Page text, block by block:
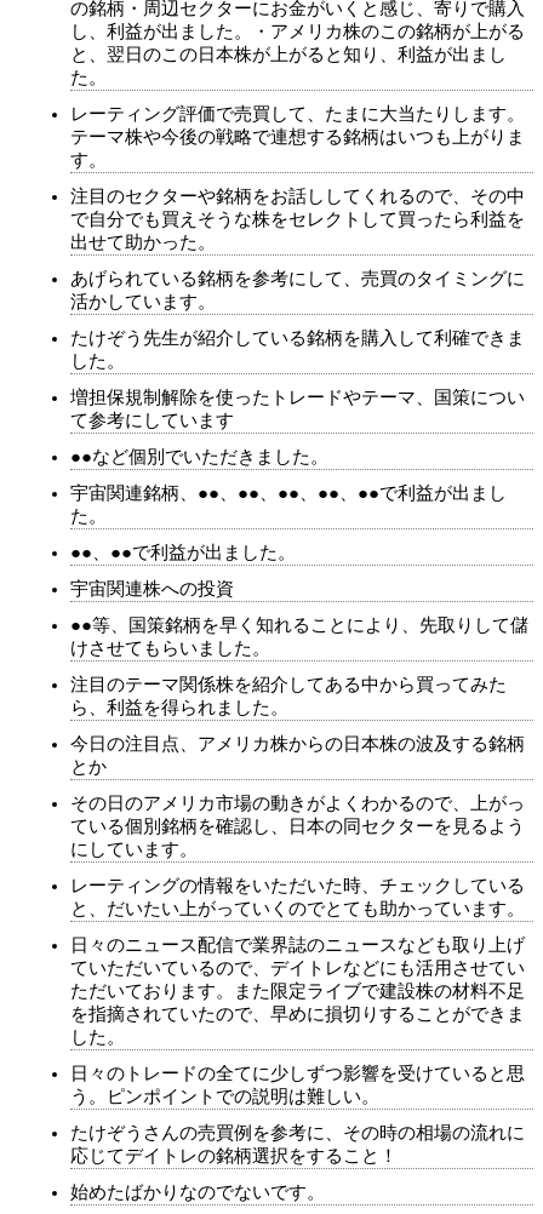
の銘柄・周辺セクターにお金がいくと感じ、寄りで購入
し、利益が出ました。・アメリカ株のこの銘柄が上がる
と、翌日のこの日本株が上がると知り、利益が出まし
た。
レーティング評価で売買して、たまに大当たりします。
テーマ株や今後の戦略で連想する銘柄はいつも上がりま
す。
注目のセクターや銘柄をお話ししてくれるので、その中
で自分でも買えそうな株をセレクトして買ったら利益を
出せて助かった。
あげられている銘柄を参考にして、売買のタイミングに
活かしています。
たけぞう先生が紹介している銘柄を購入して利確できま
した。
増担保規制解除を使ったトレードやテーマ、国策につい
て参考にしています
●●など個別でいただきました。
宇宙関連銘柄、●●、●●、●●、●●、●●で利益が出まし
た。
●●、●●で利益が出ました。
宇宙関連株への投資
●●等、国策銘柄を早く知れることにより、先取りして儲
けさせてもらいました。
注目のテーマ関係株を紹介してある中から買ってみた
ら、利益を得られました。
今日の注目点、アメリカ株からの日本株の波及する銘柄
とか
その日のアメリカ市場の動きがよくわかるので、上がっ
ている個別銘柄を確認し、日本の同セクターを見るよう
にしています。
レーティングの情報をいただいた時、チェックしている
と、だいたい上がっていくのでとても助かっています。
日々のニュース配信で業界誌のニュースなども取り上げ
ていただいているので、デイトレなどにも活用させてい
ただいております。また限定ライブで建設株の材料不足
を指摘されていたので、早めに損切りすることができま
した。
日々のトレードの全てに少しずつ影響を受けていると思
う。ピンポイントでの説明は難しい。
たけぞうさんの売買例を参考に、その時の相場の流れに
応じてデイトレの銘柄選択をすること！
始めたばかりなのでないです。